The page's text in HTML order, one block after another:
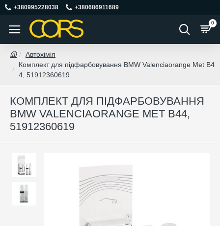
+380995228038 +380686911689
0
Автохімія
Комплект для підфарбовування BMW Valenciaorange Met B4
4, 51912360619
КОМПЛЕКТ ДЛЯ ПІДФАРБОВУВАННЯ
BMW VALENCIAORANGE MET B44,
51912360619